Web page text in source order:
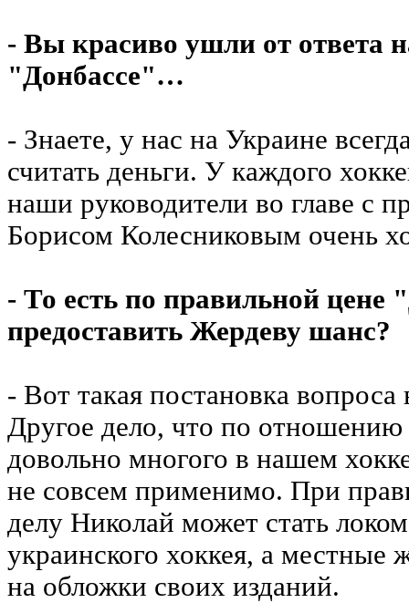
- Вы красиво ушли от ответа
"Донбассе"…
- Знаете, у нас на Украине
считать деньги. У каждого
наши руководители во главе с
Борисом Колесниковым очень
- То есть по правильной цене
предоставить Жердеву шанс?
- Вот такая постановка
Другое дело, что по
довольно многого в нашем
не совсем применимо. При
делу Николай может стать
украинского хоккея, а местные
на обложки своих изданий.